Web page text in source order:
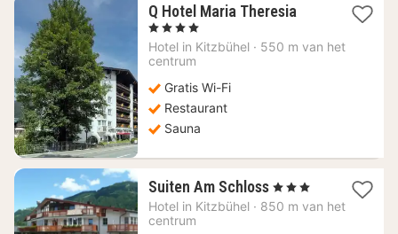
Q Hotel Maria Theresia1
vanaf
, 4 Sterren
Hotel in Kitzbühel · 550 m van het
centrum
Gratis Wi-Fi
Restaurant
Sauna
Suiten Am Schloss 1
nacht
, 3 Sterren
Hotel in Kitzbühel · 850 m van het
centrum